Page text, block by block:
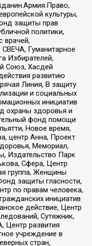
культуры,
защиты прав
политики,
врачей,
Гуманитарное
Избирателей,
Союз, Хасдей
развитию
Линия, В защиту
и социальных
инициатив
охраны здоровья и
фонд помощи
Новое время,
центр Анна, Проект
Мемориал,
Издательство Парк
Сфера, Центр
группа, Женщины
защиты гласности,
по правам человека,
инициатив
действие, Центр
Сутяжник,
развития
учреждение в
стран,